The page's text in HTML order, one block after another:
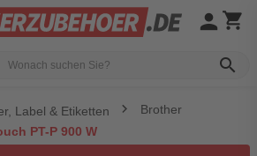
search
person shopping_cart
Label & Etiketten
Brother
PT-P 900 W